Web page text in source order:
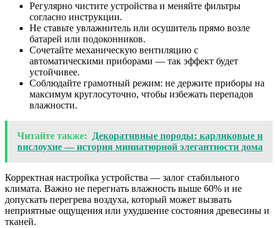
Регулярно чистите устройства и меняйте фильтры
согласно инструкции.
Не ставьте увлажнитель или осушитель прямо возле
батарей или подоконников.
Сочетайте механическую вентиляцию с
автоматическими приборами — так эффект будет
устойчивее.
Соблюдайте грамотный режим: не держите приборы на
максимум круглосуточно, чтобы избежать перепадов
влажности.
Читайте также: Декоративные породы: карликовые и
вислоухие — история миниатюрной элегантности дома
Корректная настройка устройства — залог стабильного
климата. Важно не перегнать влажность выше 60% и не
допускать перегрева воздуха, который может вызвать
неприятные ощущения или ухудшение состояния древесины и
тканей.